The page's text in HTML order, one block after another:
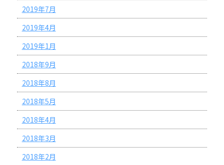
2019年7月
2019年4月
2019年1月
2018年9月
2018年8月
2018年5月
2018年4月
2018年3月
2018年2月